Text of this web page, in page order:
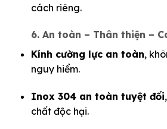
cách riêng.
6. An toàn – Thân thiện –
Kính cường lực an toàn,
nguy hiểm.
Inox 304 an toàn tuyệt đối
chất độc hại.